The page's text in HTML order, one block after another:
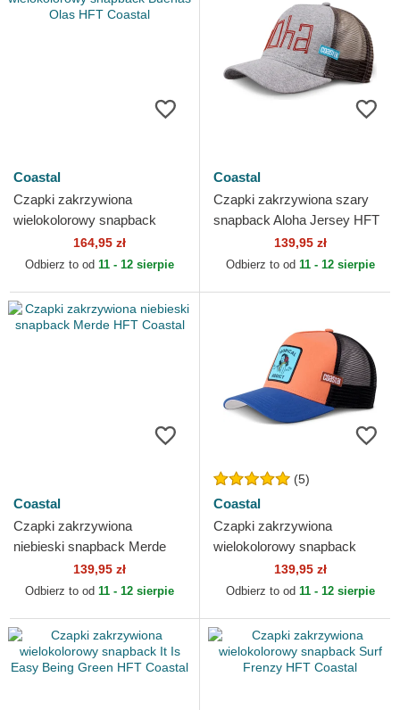
Coastal
Czapki zakrzywiona
wielokolorowy snapback
Buenas Olas HFT Coastal
164,95 zł
Odbierz to od 11 - 12 sierpie
Coastal
Czapki zakrzywiona szary
snapback Aloha Jersey HFT
139,95 zł
Odbierz to od 11 - 12 sierpie
Coastal
Czapki zakrzywiona
niebieski snapback Merde
HFT Coastal139,95 zł
Odbierz to od 11 - 12 sierpie
(5)
Coastal
Czapki zakrzywiona
wielokolorowy snapback
Tropical Addict HFT Coastal
139,95 zł
Odbierz to od 11 - 12 sierpie